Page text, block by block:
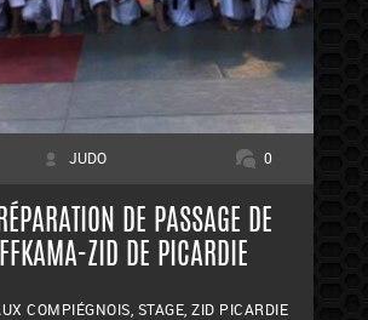
JUDO 0
DE PASSAGE DE
ZID DE PICARDIE
COMPIÉGNOIS STAGE ZID PICARDIE